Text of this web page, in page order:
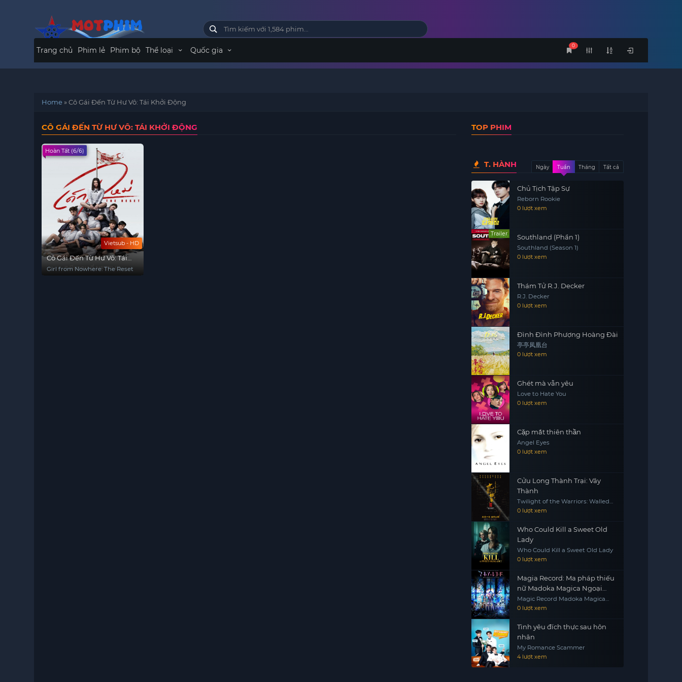
0
Trang chủ Phim lẻ Phim bộ Thể loại Quốc gia
Home»Cô Gái Đến Từ Hư Vô: Tái Khởi Động
CÔ GÁI ĐẾN TỪ HƯ VÔ: TÁI KHỞI ĐỘNG
Vietsub - HD
Hoàn Tất (6/6)
Cô Gái Đến Từ Hư Vô: Tái
Khởi Động
Girl from Nowhere: The Reset
TOP PHIM
T. HÀNH Ngày Tuần Tháng Tất cả
Chủ Tịch Tập Sự
Reborn Rookie
0 lượt xem
Trailer Southland (Phần 1)
Southland (Season 1)
0 lượt xem
Thám Tử R.J. Decker
R.J. Decker
0 lượt xem
Đình Đình Phượng Hoàng Đài
亭亭凤凰台
0 lượt xem
Ghét mà vẫn yêu
Love to Hate You
0 lượt xem
Cặp mắt thiên thần
Angel Eyes
0 lượt xem
Cửu Long Thành Trại: Vây
Thành
Twilight of the Warriors: Walled
In
0 lượt xem
Who Could Kill a Sweet Old
Lady
Who Could Kill a Sweet Old Lady
0 lượt xem
Magia Record: Ma pháp thiếu
nữ Madoka Magica Ngoại
truyện
Magic Record Madoka Magica
Gaiden
0 lượt xem
Tình yêu đích thực sau hôn
nhân
My Romance Scammer
4 lượt xem